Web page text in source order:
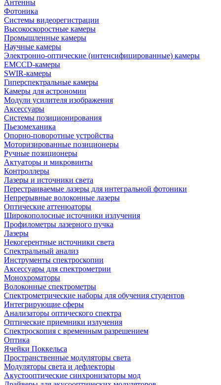
Антенны
Фотоника
Cистемы видеорегистрации
Высокоскоростные камеры
Промышленные камеры
Научные камеры
Электронно-оптические (интенсифицированные) камеры
EMCCD-камеры
SWIR-камеры
Гиперспектральные камеры
Камеры для астрономии
Модули усилителя изображения
Аксессуары
Системы позиционирования
Пьезомеханика
Опорно-поворотные устройства
Моторизированные позиционеры
Ручные позиционеры
Актуаторы и микровинты
Контроллеры
Лазеры и источники света
Перестраиваемые лазеры для интегральной фотоники
Непрерывные волоконные лазеры
Оптические аттенюаторы
Широкополосные источники излучения
Профилометры лазерного пучка
Лазеры
Некогерентные источники света
Спектральный анализ
Инструменты спектроскопии
Аксессуары для спектрометрии
Монохроматоры
Волоконные спектрометры
Спектрометрические наборы для обучения студентов
Интегрирующие сферы
Анализаторы оптического спектра
Оптические приемники излучения
Спектроскопия с временным разрешением
Оптика
Ячейки Поккельса
Пространственные модуляторы света
Модуляторы света и дефлекторы
Акустооптические синхронизаторы мод